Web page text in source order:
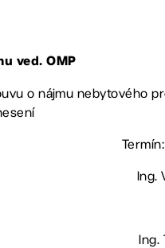
ved. OMP
o nájmu nebytového
Ing.
Ing.